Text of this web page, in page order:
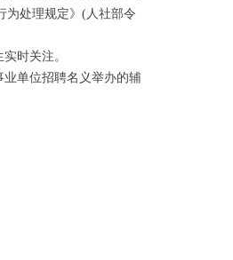
为处理规定》(人社部令
时关注。
单位招聘名义举办的辅